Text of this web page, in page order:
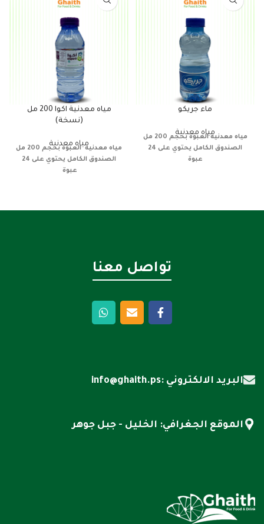
ماء جريكو
مياه معدنيةمياه معدنية العبوة بحجم 200 مل
الصندوق الكامل يحتوي على 24
عبوة
مياه معدنية اكوا 200 مل
(نسخة)
مياه معدنيةمياه معدنية العبوة بحجم 200 مل
الصندوق الكامل يحتوي على 24
عبوة
تواصل معنا
البريد الالكتروني :info@ghaith.ps
الموقع الجغرافي: الخليل - جبل جوهر